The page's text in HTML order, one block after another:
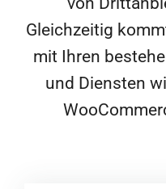
Gleichzeitig
mit Ihren
und Diensten